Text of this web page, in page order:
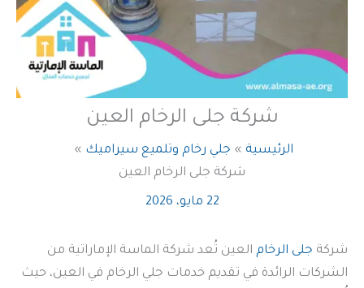
شركة جلى الرخام العين
الرئيسية
جلي رخام وتلميع سيراميك
شركة جلى الرخام العين
22 مايو، 2026
شركة جلى الرخام العين تُعد شركة الماسة الإماراتية من
الشركات الرائدة في تقديم خدمات جلي الرخام في العين، حيث